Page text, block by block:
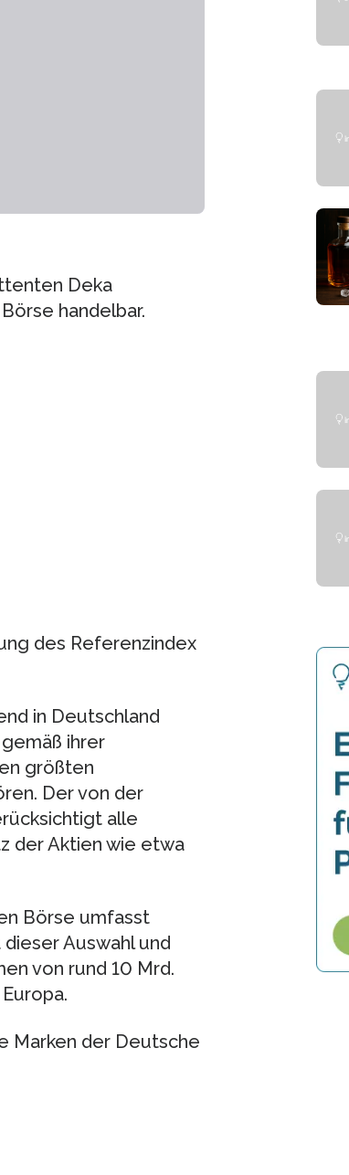
Deka
handelbar.
des Referenzindex
in Deutschland
ihrer
größten
Der von der
alle
der Aktien wie etwa
Börse umfasst
Auswahl und
von rund 10 Mrd.
Marken der Deutsche